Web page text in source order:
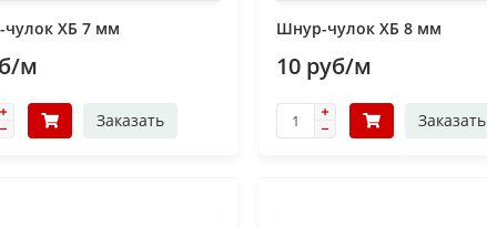
ХБ 7 мм
м
Заказать
Шнур-чулок ХБ 8 мм
10 руб/м
Заказать